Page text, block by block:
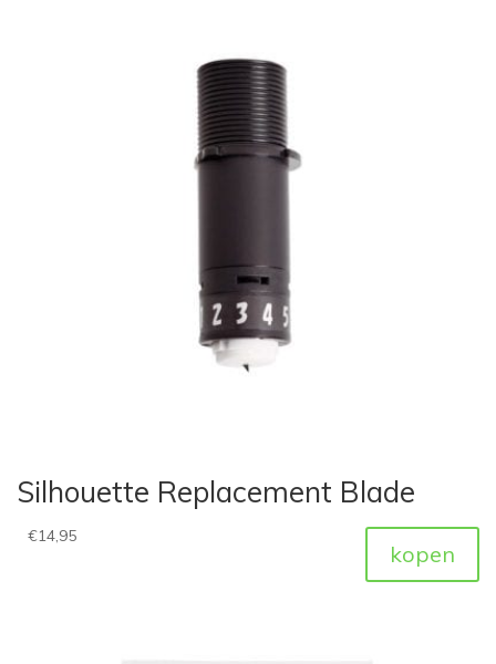
Silhouette Replacement Blade
€14,95
kopen